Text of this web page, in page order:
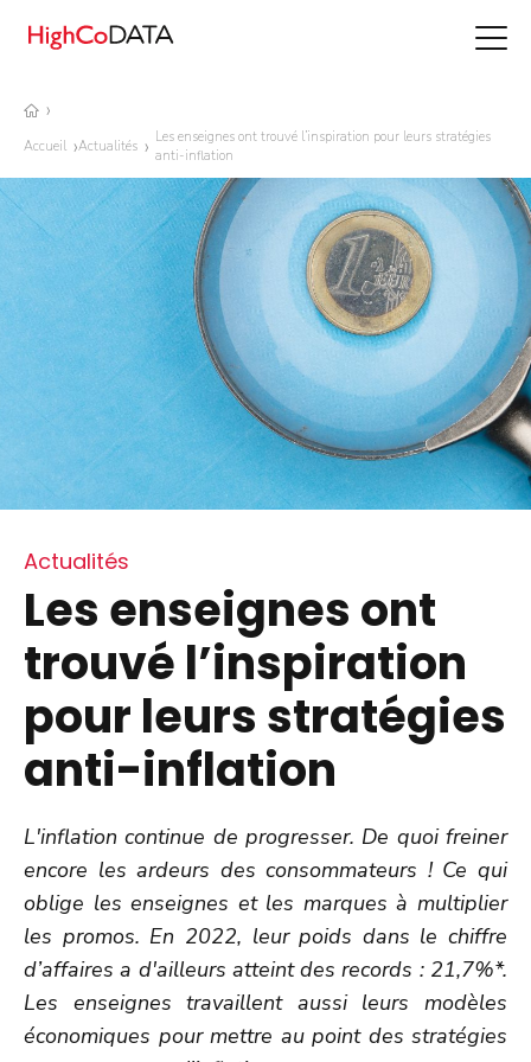
Accueil Actualités
Les enseignes ont trouvé l’inspiration pour leurs stratégies
anti-inflation
Actualités
Les enseignes ont
trouvé l’inspiration
pour leurs stratégies
anti-inflation
L'inflation continue de progresser. De quoi freiner
encore les ardeurs des consommateurs ! Ce qui
oblige les enseignes et les marques à multiplier
les promos. En 2022, leur poids dans le chiffre
d’affaires a d'ailleurs atteint des records : 21,7%*.
Les enseignes travaillent aussi leurs modèles
économiques pour mettre au point des stratégies